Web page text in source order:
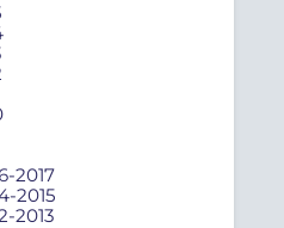
2017
2015
2013